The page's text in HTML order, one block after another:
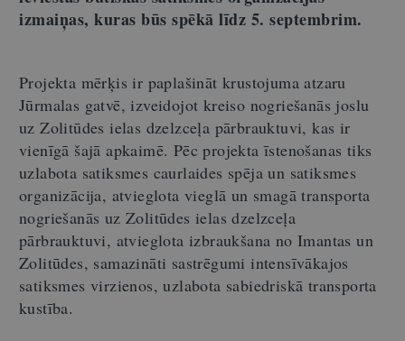
izmaiņas, kuras būs spēkā līdz 5. septembrim.
Projekta mērķis ir paplašināt krustojuma atzaru
Jūrmalas gatvē, izveidojot kreiso nogriešanās joslu
uz Zolitūdes ielas dzelzceļa pārbrauktuvi, kas ir
vienīgā šajā apkaimē. Pēc projekta īstenošanas tiks
uzlabota satiksmes caurlaides spēja un satiksmes
organizācija, atvieglota vieglā un smagā transporta
nogriešanās uz Zolitūdes ielas dzelzceļa
pārbrauktuvi, atvieglota izbraukšana no Imantas un
Zolitūdes, samazināti sastrēgumi intensīvākajos
satiksmes virzienos, uzlabota sabiedriskā transporta
kustība.